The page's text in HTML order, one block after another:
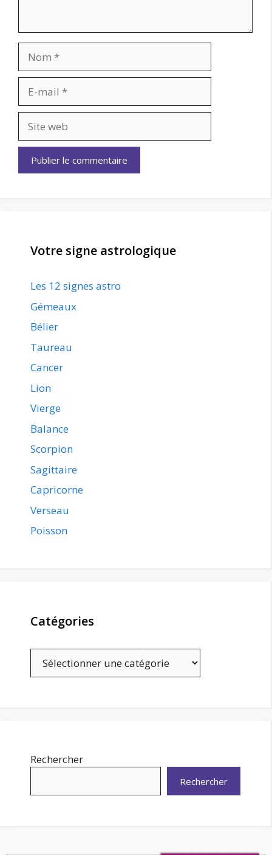
mail
web
Votre signe astrologique
Les 12 signes astro
Gémeaux
Bélier
Taureau
Cancer
Lion
Vierge
Balance
Scorpion
Sagittaire
Capricorne
Verseau
Poisson
Catégories
Rechercher
Rechercher